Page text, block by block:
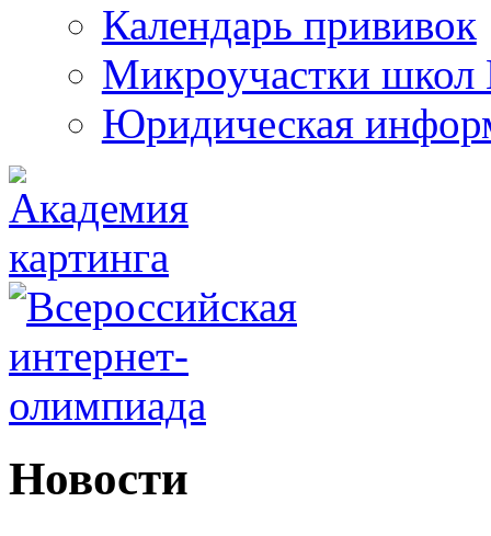
Календарь прививок
Микроучастки школ
Юридическая
Новости